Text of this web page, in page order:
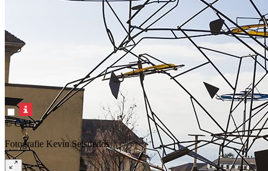
© CAL
Fotografie Kevin Seisdedos